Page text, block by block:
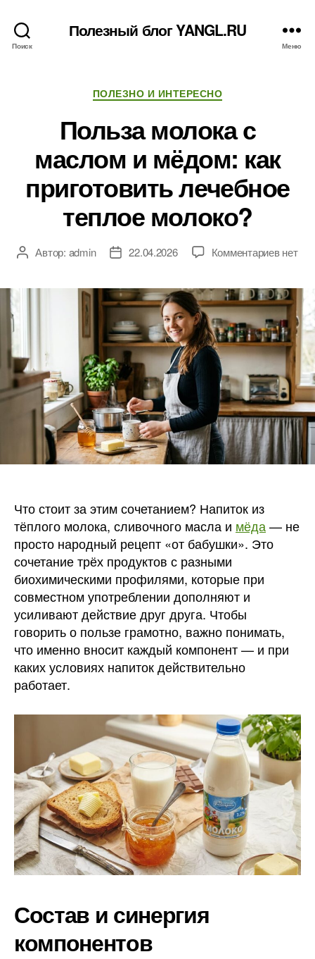
Поиск
Полезный блог YANGL.RU
Меню
Рубрики
ПОЛЕЗНО И ИНТЕРЕСНО
Польза молока с
маслом и мёдом: как
приготовить лечебное
теплое молоко?
АвторАвтор: admin
Дата22.04.2026 Комментариевк
молока
с
маслом
и
мёдом:
как
теплое
нет
Что стоит за этим сочетанием? Напиток из
тёплого молока, сливочного масла и мёда— не
просто народный рецепт «от бабушки». Это
сочетание трёх продуктов с разными
биохимическими профилями, которые при
совместном употреблении дополняют и
усиливают действие друг друга. Чтобы
говорить о пользе грамотно, важно понимать,
что именно вносит каждый компонент — и при
каких условиях напиток действительно
работает.
Состав и синергия
компонентов